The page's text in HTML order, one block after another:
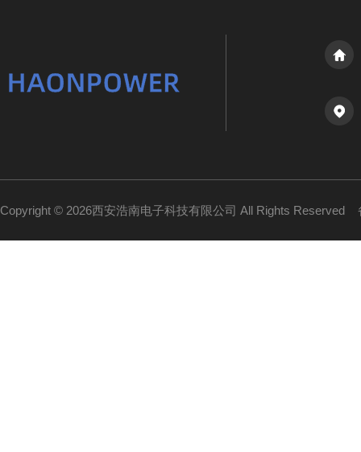
Copyright © 2026西安浩南电子科技有限公司 All Rights Reserved